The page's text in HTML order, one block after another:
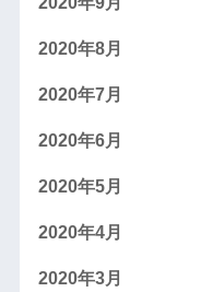
2020年8月
2020年7月
2020年6月
2020年5月
2020年4月
2020年3月